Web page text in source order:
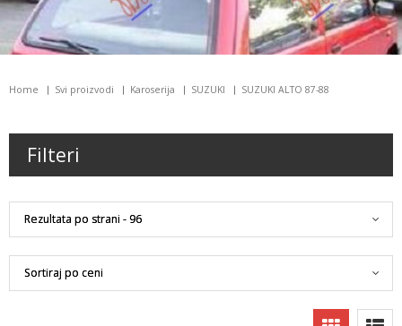
Home Svi proizvodi Karoserija SUZUKI SUZUKI ALTO 87-88
Filteri